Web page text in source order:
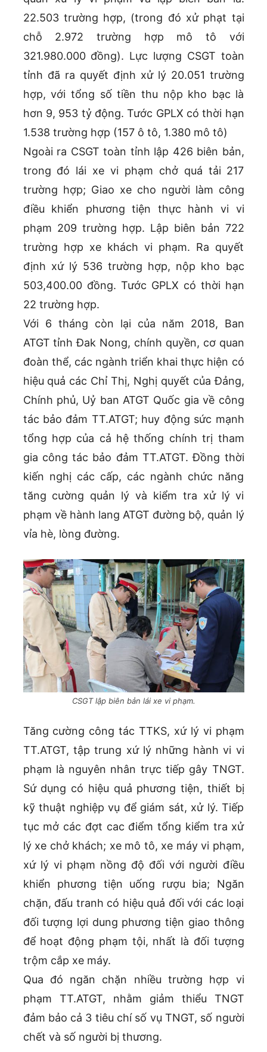
22.503 trường hợp, (trong đó xử phạt tại
chỗ 2.972 trường hợp mô tô với
321.980.000 đồng). Lực lượng CSGT toàn
tỉnh đã ra quyết định xử lý 20.051 trường
hợp, với tổng số tiền thu nộp kho bạc là
hơn 9, 953 tỷ động. Tước GPLX có thời hạn
1.538 trường hợp (157 ô tô, 1.380 mô tô)
Ngoài ra CSGT toàn tỉnh lập 426 biên bản,
trong đó lái xe vi phạm chở quá tải 217
trường hợp; Giao xe cho người làm công
điều khiển phương tiện thực hành vi vi
phạm 209 trường hợp. Lập biên bản 722
trường hợp xe khách vi phạm. Ra quyết
định xứ lý 536 trường hợp, nộp kho bạc
503,400.00 đồng. Tước GPLX có thời hạn
22 trường hợp.
Với 6 tháng còn lại của năm 2018, Ban
ATGT tỉnh Đak Nong, chính quyền, cơ quan
đoàn thể, các ngành triển khai thực hiện có
hiệu quả các Chỉ Thị, Nghị quyết của Đảng,
Chính phủ, Uỷ ban ATGT Quốc gia về công
tác bảo đảm TT.ATGT; huy động sức mạnh
tổng hợp của cả hệ thống chính trị tham
gia công tác bảo đảm TT.ATGT. Đồng thời
kiến nghị các cấp, các ngành chức năng
tăng cường quản lý và kiểm tra xử lý vi
phạm về hành lang ATGT đường bộ, quản lý
vỉa hè, lòng đường.
CSGT lập biên bản lái xe vi phạm.
Tăng cường công tác TTKS, xứ lý vi phạm
TT.ATGT, tập trung xứ lý những hành vi vi
phạm là nguyên nhân trực tiếp gây TNGT.
Sứ dụng có hiệu quả phương tiện, thiết bị
kỹ thuật nghiệp vụ để giám sát, xử lý. Tiếp
tục mở các đợt cac điểm tổng kiểm tra xử
lý xe chở khách; xe mô tô, xe máy vi phạm,
xứ lý vi phạm nồng độ đối với người điều
khiển phương tiện uống rượu bia; Ngăn
chặn, đấu tranh có hiệu quả đối với các loại
đối tượng lợi dung phương tiện giao thông
để hoạt động phạm tội, nhất là đối tượng
trộm cắp xe máy.
Qua đó ngăn chặn nhiều trường hợp vi
phạm TT.ATGT, nhằm giảm thiểu TNGT
đảm bảo cả 3 tiêu chí số vụ TNGT, số người
chết và số người bị thương.